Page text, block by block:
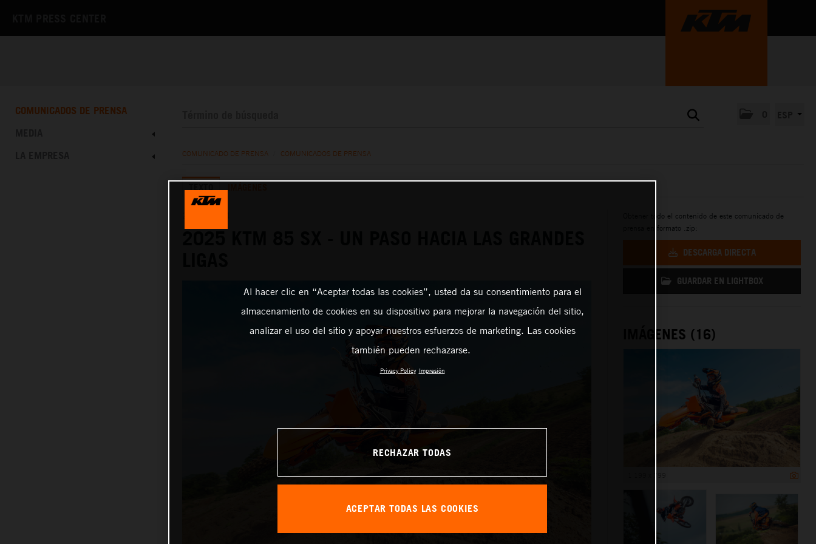
COMUNICADOS DE PRENSA
COMUNICADO DE PRENSA COMUNICADOS DE PRENSA
TEXTO
Obtener todo el contenido de este comunicado de
prensa en formato .zip:
DESCARGA DIRECTA
GUARDAR EN LIGHTBOX
IMÁGENES (16)
Al hacer clic en “Aceptar todas las cookies”, usted da su consentimiento para el
almacenamiento de cookies en su dispositivo para mejorar la navegación del sitio,
analizar el uso del sitio y apoyar nuestros esfuerzos de marketing. Las cookies
también pueden rechazarse.
Privacy Policy Impresión
RECHAZAR TODAS
ACEPTAR TODAS LAS COOKIES